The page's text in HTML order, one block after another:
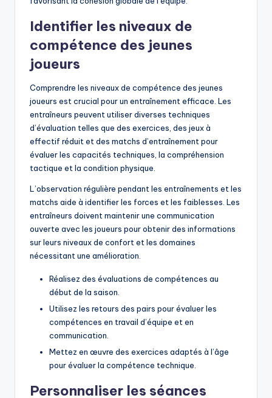
Identifier les niveaux de
compétence des jeunes
joueurs
Comprendre les niveaux de compétence des jeunes
joueurs est crucial pour un entraînement efficace. Les
entraîneurs peuvent utiliser diverses techniques
d’évaluation telles que des exercices, des jeux à
effectif réduit et des matchs d’entraînement pour
évaluer les capacités techniques, la compréhension
tactique et la condition physique.
L’observation régulière pendant les entraînements et les
matchs aide à identifier les forces et les faiblesses. Les
entraîneurs doivent maintenir une communication
ouverte avec les joueurs pour obtenir des informations
sur leurs niveaux de confort et les domaines
nécessitant une amélioration.
Réalisez des évaluations de compétences au
début de la saison.
Utilisez les retours des pairs pour évaluer les
compétences en travail d’équipe et en
communication.
Mettez en œuvre des exercices adaptés à l’âge
pour évaluer la compétence technique.
Personnaliser les séances